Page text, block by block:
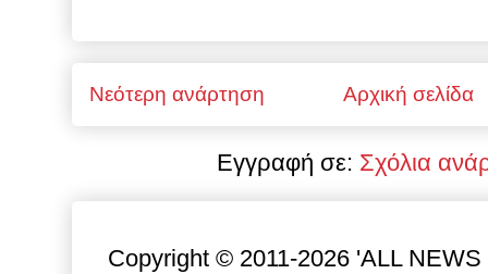
Νεότερη ανάρτηση Αρχική σελίδα
Εγγραφή σε: Σχόλια
Copyright © 2011-2026 'ALL